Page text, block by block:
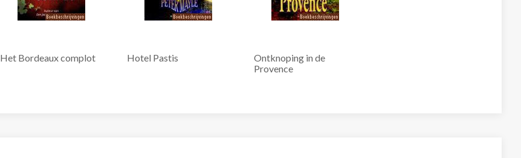
Het Bordeaux complot Hotel Pastis
Ontknoping in de
Provence